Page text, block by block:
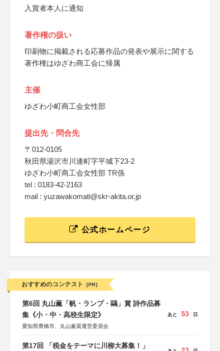
入賞者本人に通知
著作権の扱い
印刷物に掲載される応募作品の発表や展示に関する
著作権はゆざわ商工会に帰属
主催
ゆざわ小町商工会女性部
提出先・問合先
〒012-0105
秋田県湯沢市川連町字平城下23-2
ゆざわ小町商工会女性部 TR係
tel : 0183-42-2163
mail : yuzawakomati@skr-akita.or.jp
公式ホームページ
おすすめのコンテスト [PR]
第6回 丸山薫「帆・ランプ・鷗」賞 詩作品募
集《小・中・高校生限定》
愛知県豊橋市、丸山薫賞運営委員会
あと 53 日
第17回 「税金をテーマに川柳大募集！」